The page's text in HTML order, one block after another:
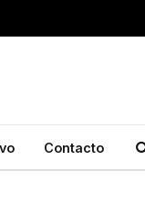
Contacto